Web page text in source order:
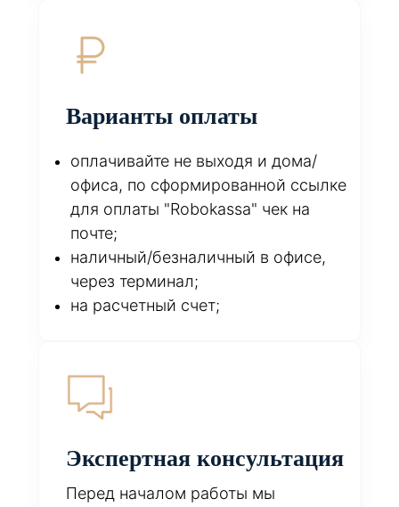
Варианты оплаты
оплачивайте не выходя и дома/
офиса, по сформированной ссылке
для оплаты "Robokassa" чек на
почте;
наличный/безналичный в офисе,
через терминал;
на расчетный счет;
Экспертная консультация
Перед началом работы мы